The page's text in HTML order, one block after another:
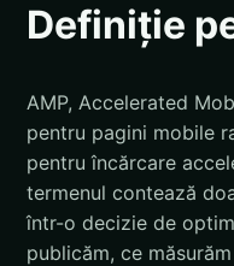
Definiție
AMP, Accelerated
pentru pagini mobile
pentru încărcare
termenul contează
într-o decizie de
publicăm, ce